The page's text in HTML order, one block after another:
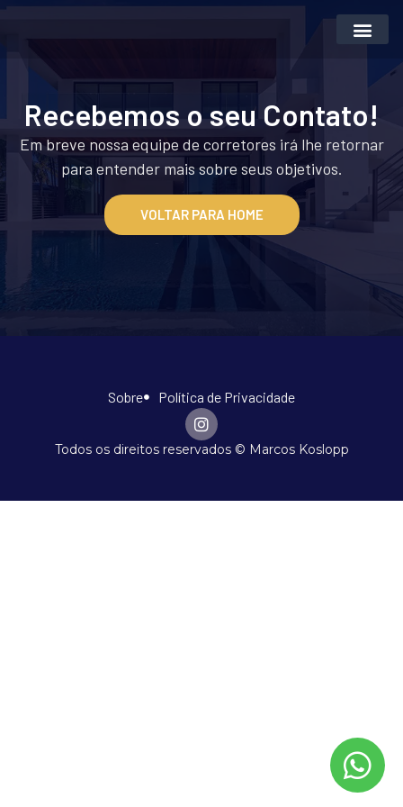
Recebemos o seu Contato!
Em breve nossa equipe de corretores irá lhe retornar
para entender mais sobre seus objetivos.
VOLTAR PARA HOME
Sobre Política de Privacidade
Todos os direitos reservados © Marcos Koslopp